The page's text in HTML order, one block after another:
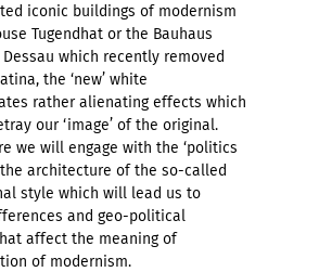
iconic buildings of modernism
Tugendhat or the Bauhaus
which recently removed
the ‘new’ white
rather alienating effects which
our ‘image’ of the original.
we will engage with the ‘politics
architecture of the so-called
style which will lead us to
and geo-political
affect the meaning of
of modernism.